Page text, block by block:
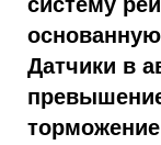
Датчики в